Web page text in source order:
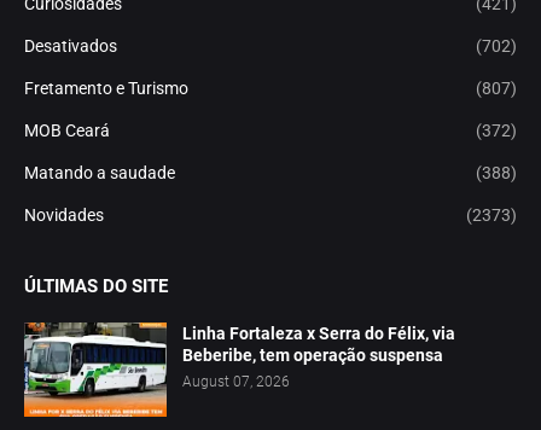
Desativados (702)
Fretamento e Turismo (807)
MOB Ceará (372)
Matando a saudade (388)
Novidades (2373)
ÚLTIMAS DO SITE
Linha Fortaleza x Serra do Félix, via
Beberibe, tem operação suspensa
August 07, 2026